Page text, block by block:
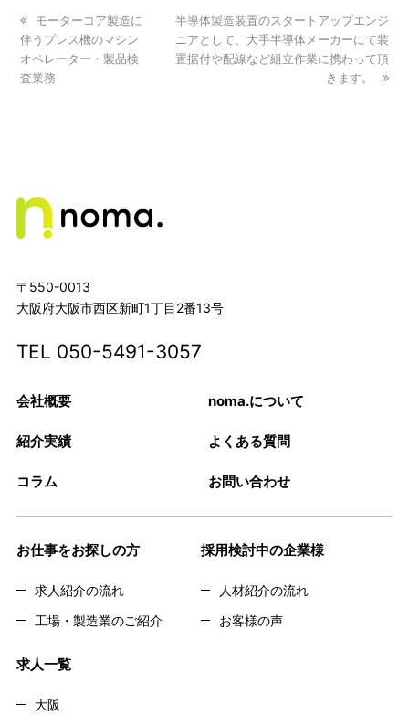
previous
post:
モーターコア製造に
伴うプレス機のマシン
オペレーター・製品検
査業務
next
post:
半導体製造装置のスタートアップエンジ
ニアとして、⼤⼿半導体メーカーにて装
置据付や配線など組⽴作業に携わって頂
きます。
〒550-0013
大阪府大阪市西区新町1丁目2番13号
TEL 050-5491-3057
会社概要 noma.について
紹介実績 よくある質問
コラム お問い合わせ
お仕事をお探しの方
求人紹介の流れ
工場・製造業のご紹介
採用検討中の企業様
人材紹介の流れ
お客様の声
求人一覧
大阪